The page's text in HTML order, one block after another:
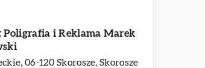
Poligrafia i Reklama Marek
06-120 Skorosze, Skorosze